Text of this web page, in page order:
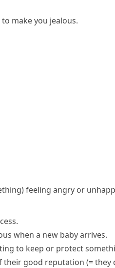
make you jealous.
feeling angry or
when a new baby arrives.
to keep or protect
their good reputation (= they